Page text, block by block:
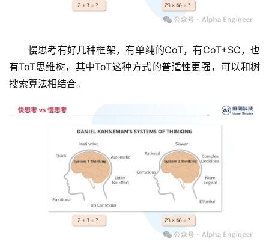
慢思考有好几种框架，有单纯的CoT，有CoT+SC，也
有ToT思维树，其中ToT这种方式的普适性更强，可以和树
搜索算法相结合。